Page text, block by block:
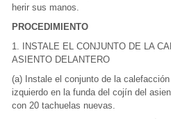
herir sus manos.
PROCEDIMIENTO
1. INSTALE EL CONJUNTO DE LA
ASIENTO DELANTERO
(a) Instale el conjunto de la
izquierdo en la funda del cojín del
con 20 tachuelas nuevas.